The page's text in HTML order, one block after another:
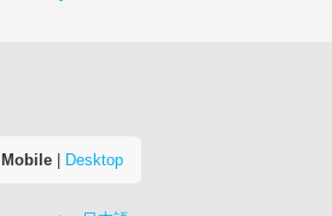
Mobile| Desktop